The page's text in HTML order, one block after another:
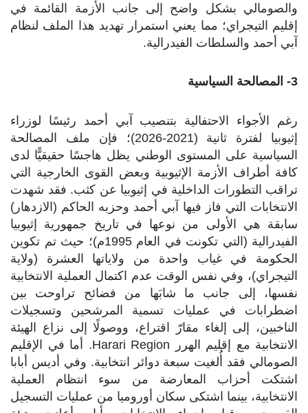
والصومالي بشكل واضح إلى جانب الأزمة القائمة في
إقليم التيجراي؛ مما يعني استمرار تهديد هذا الملف لنظام
آبي أحمد والسلطات الفيدرالية.
3- المصالحة السياسية
رغم الأجواء الاحتفالية بتنصيب آبي أحمد رئيسًا لوزراء
إثيوبيا لفترة ثانية (2021-2026)؛ فإن ملف المصالحة
السياسية على المستوى الوطني يظل هاجسًا حقيقيًّا لدى
كافة أطراف الأزمة الإثيوبية وبعض القوى الخارجية التي
تراقب التطورات الداخلية في إثيوبيا عن كثب. فقد شهدت
الانتخابات التي فاز فيها آبي أحمد وحزبه الحاكم (الازدهار)
سابقة هي الأولى من نوعها في تاريخ جمهورية إثيوبيا
الفيدرالية (التي تكونت في العام 1995م)؛ حيث تم تكوين
الحكومة في غياب واحدة من ولاياتها العشرة (ولاية
التيجراي)، وفي نفس الوقت عدم اكتمال العملية الانتخابية
نفسها، إلى جانب ما شابَها من فضائح تراوحت بين
اضطرابات في عمليات تسمية المرشحين وتسجيلات
الناخبين، إلى إلغاء مقارّ اقتراع، ووصولًا إلى نزاع الهيئة
الانتخابية مع إقليم الهرر Harari Region. أما في الإقليم
الصومالي فقد أُلغيت سبعة دوائر انتخابية. وفي أديس أبابا
اشتكت أحزاب المعارضة من سوء انتظام العملية
الانتخابية، بينما اشتكى سكان أوروميا من عمليات التسجيل